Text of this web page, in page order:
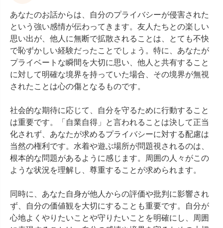
あなたのお話からは、自分のプライバシーが侵害された
という強い感情が伝わってきます。友人たちとの楽しい
思い出が、他人に無断で拡散されることは、とても不快
で恥ずかしい経験だったことでしょう。特に、あなたが
プライベートな瞬間を大切に思い、他人と共有すること
に対して明確な境界を持っていた場合、その境界が無視
されたことは心の傷となるものです。
社会的な期待に応じて、自分を守るために行動すること
は重要です。「自業自得」と言われることは決して正当
化されず、あなたが求めるプライバシーに対する配慮は
当然の権利です。水着や遊ぶ場所が問題視されるのは、
根本的な問題があるように感じます。周囲の人々がこの
ような状況を理解し、尊重することが求められます。
同時に、あなた自身が他人からの評価や批判に影響され
ず、自分の価値観を大切にすることも重要です。自分が
心地よくやりたいことや守りたいことを明確にし、周囲